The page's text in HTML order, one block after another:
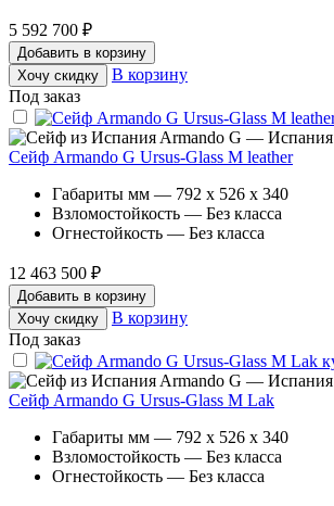
5 592 700 ₽
Добавить в корзину
Хочу скидку
В корзину
Под заказ
Armando G — Испания
Сейф Armando G Ursus-Glass M leather
Габариты мм — 792 x 526 x 340
Взломостойкость — Без класса
Огнестойкость — Без класса
12 463 500 ₽
Добавить в корзину
Хочу скидку
В корзину
Под заказ
Armando G — Испания
Сейф Armando G Ursus-Glass M Lak
Габариты мм — 792 x 526 x 340
Взломостойкость — Без класса
Огнестойкость — Без класса